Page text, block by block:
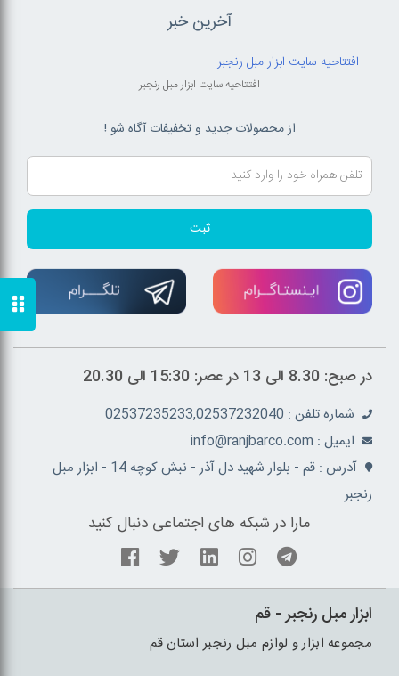
آخرین خبر
افتتاحیه سایت ابزار مبل رنجبر
افتتاحیه سایت ابزار مبل رنجبر
از محصولات جدید و تخفیفات آگاه شو !
ثبت
در صبح: 8.30 الی 13 در عصر: 15:30 الی 20.30
شماره تلفن : 02537235233,02537232040
ايميل : info@ranjbarco.com
آدرس : قم - بلوار شهید دل آذر - نبش کوچه 14 - ابزار مبل
رنجبر
مارا در شبکه های اجتماعی دنبال کنید
ابزار مبل رنجبر - قم
مجموعه ابزار و لوازم مبل رنجبر استان قم